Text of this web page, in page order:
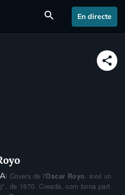
search En directe
share
l Covers de l'Òscar Royo , avui un
de 1970. Creada, com bona part